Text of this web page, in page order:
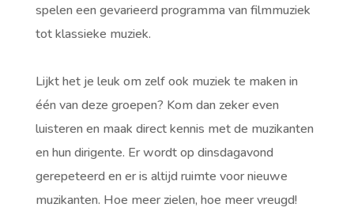
spelen een gevarieerd programma van filmmuziek
tot klassieke muziek.
Lijkt het je leuk om zelf ook muziek te maken in
één van deze groepen? Kom dan zeker even
luisteren en maak direct kennis met de muzikanten
en hun dirigente. Er wordt op dinsdagavond
gerepeteerd en er is altijd ruimte voor nieuwe
muzikanten. Hoe meer zielen, hoe meer vreugd!